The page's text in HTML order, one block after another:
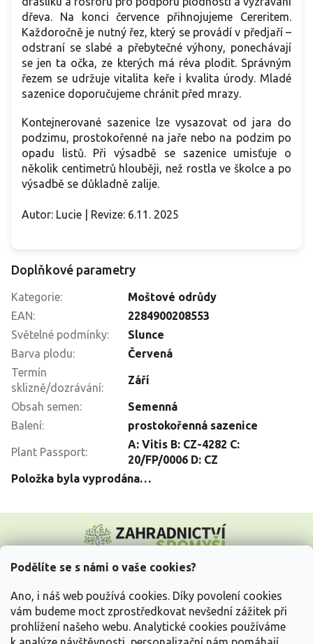
Podělíte se s námi o vaše cookies?
Ano, i náš web používá cookies. Díky povolení cookies
vám budeme moct zprostředkovat nevšední zážitek při
prohlížení našeho webu. Analytické cookies používáme
dřeva. Na konci července přihnojujeme Cereritem.
Každoročně je nutný řez, který se provádí v předjaří –
odstraní se slabé a přebytečné výhony, ponechávají
se jen ta očka, ze kterých má réva plodit. Správným
řezem se udržuje vitalita keře i kvalita úrody. Mladé
sazenice doporučujeme chránit před mrazy.
Kontejnerované sazenice lze vysazovat od jara do
podzimu, prostokořenné na jaře nebo na podzim po
opadu listů. Při výsadbě se sazenice umisťuje o
několik centimetrů hlouběji, než rostla ve školce a po
výsadbě se důkladně zalije.
Autor: Lucie | Revize: 6.11. 2025
Doplňkové parametry
Kategorie:
Moštové odrůdy
EAN:
2284900208553
Světelné podmínky:
Slunce
Barva plodu:
Červená
Termín
sklizně/dozrávání:
Září
Obsah semen:
Semenná
Balení: prostokořenná sazenice
Plant Passport:
A: Vitis B: CZ-4282 C:
20/FP/0006 D: CZ
Položka byla vyprodána…
p
Vše o nákupu
Informace pro Vás